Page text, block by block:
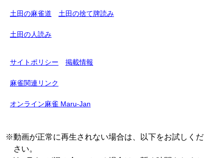
土田の麻雀道 土田の捨て牌読み
土田の人読み
サイトポリシー 掲載情報
麻雀関連リンク
オンライン麻雀 Maru-Jan
※動画が正常に再生されない場合は、以下をお試しくだ
さい。